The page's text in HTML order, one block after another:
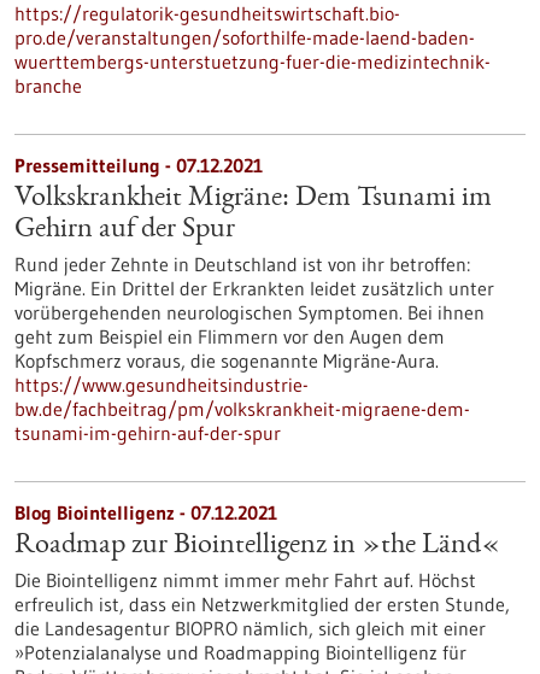
https://regulatorik-gesundheitswirtschaft.bio-
pro.de/veranstaltungen/soforthilfe-made-laend-baden-
wuerttembergs-unterstuetzung-fuer-die-medizintechnik-
branche
Pressemitteilung - 07.12.2021
Volkskrankheit Migräne: Dem Tsunami im
Gehirn auf der Spur
Rund jeder Zehnte in Deutschland ist von ihr betroffen:
Migräne. Ein Drittel der Erkrankten leidet zusätzlich unter
vorübergehenden neurologischen Symptomen. Bei ihnen
geht zum Beispiel ein Flimmern vor den Augen dem
Kopfschmerz voraus, die sogenannte Migräne-Aura.
https://www.gesundheitsindustrie-
bw.de/fachbeitrag/pm/volkskrankheit-migraene-dem-
tsunami-im-gehirn-auf-der-spur
Blog Biointelligenz - 07.12.2021
Roadmap zur Biointelligenz in »the Länd«
Die Biointelligenz nimmt immer mehr Fahrt auf. Höchst
erfreulich ist, dass ein Netzwerkmitglied der ersten Stunde,
die Landesagentur BIOPRO nämlich, sich gleich mit einer
»Potenzialanalyse und Roadmapping Biointelligenz für